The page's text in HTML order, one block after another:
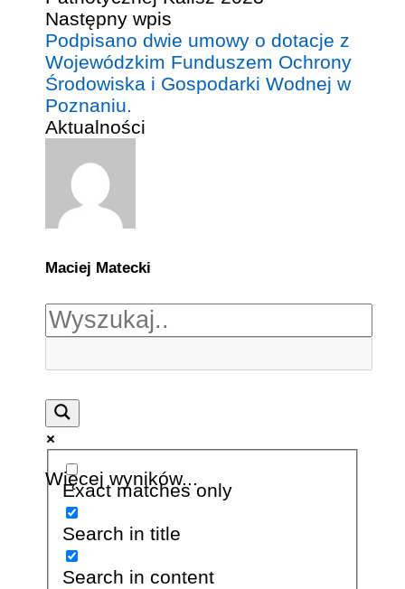
Następny wpis
Podpisano dwie umowy o dotacje z
Wojewódzkim Funduszem Ochrony
Środowiska i Gospodarki Wodnej w
Poznaniu.
Aktualności
Maciej Matecki
Więcej wyników...
Exact matches only
Search in title
Search in content